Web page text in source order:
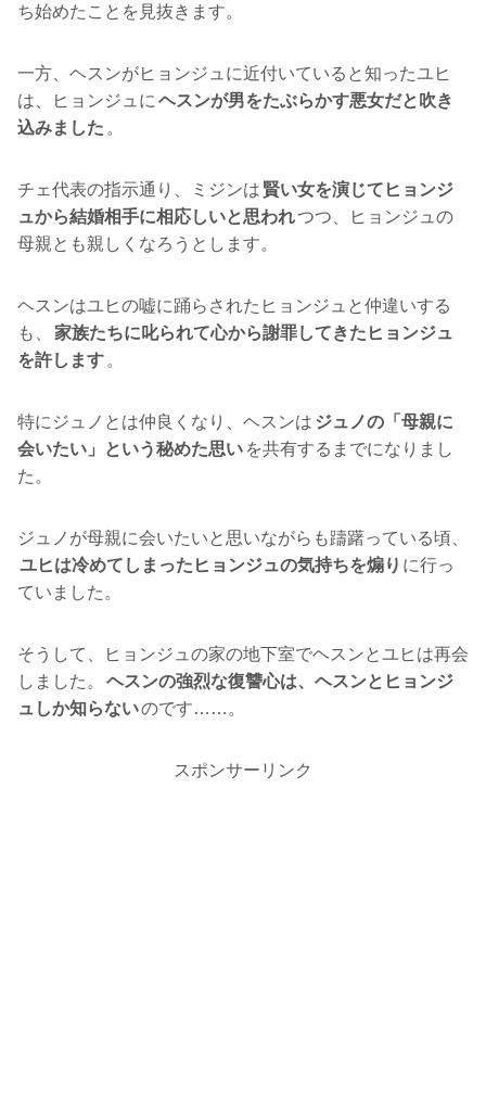
ち始めたことを見抜きます。
一方、ヘスンがヒョンジュに近付いていると知ったユヒ
は、ヒョンジュに ヘスンが男をたぶらかす悪女だと吹き
込みました 。
チェ代表の指示通り、ミジンは 賢い女を演じてヒョンジ
ュから結婚相手に相応しいと思われつつ、ヒョンジュの
母親とも親しくなろうとします。
ヘスンはユヒの嘘に踊らされたヒョンジュと仲違いする
も、
家族たちに叱られて心から謝罪してきたヒョンジュ
を許します 。
特にジュノとは仲良くなり、ヘスンは ジュノの「母親に
会いたい」という秘めた思い を共有するまでになりまし
た。
ジュノが母親に会いたいと思いながらも躊躇っている頃、
ユヒは冷めてしまったヒョンジュの気持ちを煽り に行っ
ていました。
そうして、ヒョンジュの家の地下室でヘスンとユヒは再会
しました。
ヘスンの強烈な復讐心は、ヘスンとヒョンジ
ュしか知らないのです……。
スポンサーリンク